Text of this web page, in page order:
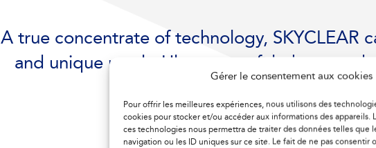
Gérer le consentement aux cookies
Pour offrir les meilleures expériences, nous utilisons des
cookies pour stocker et/ou accéder aux informations des appareils.
ces technologies nous permettra de traiter des données telles que
navigation ou les ID uniques sur ce site. Le fait de ne pas consentir
A true concentrate of technology, SKYCLEAR
and unique result. Ultra-powerful, they are